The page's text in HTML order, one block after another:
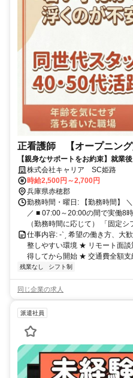
正看護師 【オープニン
【親身なサポートをお約束】就業
ださい！★自由なライフスタイル◎
株式会社キャリア SC姫路
時給2,500円～2,700円
兵庫県赤穂郡
勤務時間・曜日: 【勤務時間】
／ ■ 07:00～20:00の間で実働8
（勤務時間に応じて） 「固定シ
仕事内容: -ˋˏ 希望の働き方
整しやすい環境 ★ リモート面
得してから開始 ★ 交通費全額支
残業なし シフト制
同じ企業の求人
派遣社員